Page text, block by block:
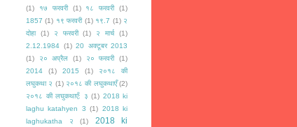
(1)
१७ फरवरी (1) १८ फरवरी
(1)
1857 (1) १९ फरवरी (1) १९.7 (1) २
दोहा
(1) २ फरवरी (1) २ मार्च
(1)
2.12.1984 (1) 20 अक्टूबर 2013
(1)
२० अप्रैल (1) २० फरवरी
(1)
2014
(1) 2015 (1)
२०१८ की
लघुकथा २ (1) २०१८ की लघुकथाएँ (2)
२०१८ की लघुकथाएँ: ३ (1) 2018 ki
laghu katahyen 3 (1) 2018 ki
laghukatha २
(1)
2018 ki